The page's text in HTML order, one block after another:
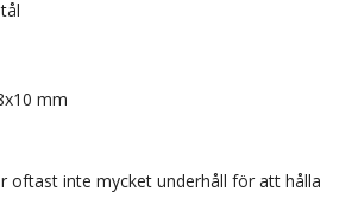
mm
oftast inte mycket underhåll för att hålla